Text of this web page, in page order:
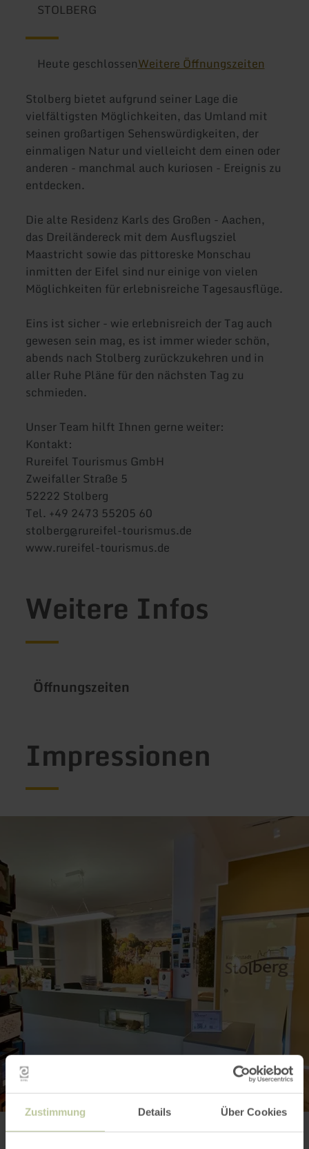
Zustimmung Details Über Cookies
STOLBERG
Heute geschlossenWeitere Öffnungszeiten
Stolberg bietet aufgrund seiner Lage die
vielfältigsten Möglichkeiten, das Umland mit
seinen großartigen Sehenswürdigkeiten, der
einmaligen Natur und vielleicht dem einen oder
anderen - manchmal auch kuriosen - Ereignis zu
entdecken.
Die alte Residenz Karls des Großen - Aachen,
das Dreiländereck mit dem Ausflugsziel
Maastricht sowie das pittoreske Monschau
inmitten der Eifel sind nur einige von vielen
Möglichkeiten für erlebnisreiche Tagesausflüge.
Eins ist sicher - wie erlebnisreich der Tag auch
gewesen sein mag, es ist immer wieder schön,
abends nach Stolberg zurückzukehren und in
aller Ruhe Pläne für den nächsten Tag zu
schmieden.
Unser Team hilft Ihnen gerne weiter:
Kontakt:
Rureifel Tourismus GmbH
Zweifaller Straße 5
52222 Stolberg
Tel. +49 2473 55205 60
stolberg@rureifel-tourismus.de
www.rureifel-tourismus.de
Weitere Infos
Öffnungszeiten
Impressionen